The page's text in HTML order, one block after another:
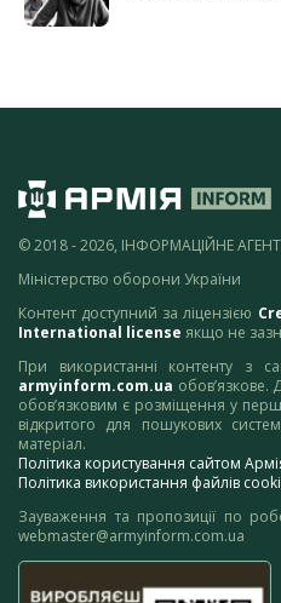
© 2018 - 2026, ІНФОРМАЦІЙНЕ
Міністерство оборони України
Контент доступний за ліцензією
International license якщо не
При використанні контенту з
armyinform.com.ua обов’язкове.
обов’язковим є розміщення у
відкритого для пошукових
матеріал.
Політика користування сайтом
Політика використання файлів
Зауваження та пропозиції по
webmaster@armyinform.com.ua